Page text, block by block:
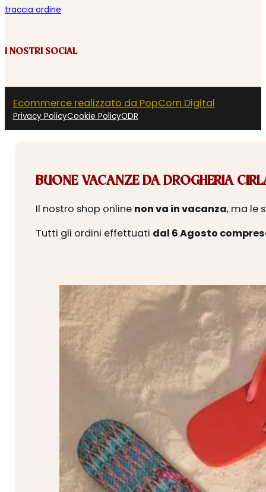
traccia ordine
I NOSTRI SOCIAL
Ecommerce realizzato da PopCorn Digital
Privacy PolicyCookie PolicyODR
BUONE VACANZE DA DROGHERIA
Il nostro shop online non va in vacanza, ma le
Tutti gli ordini effettuati dal 6 Agosto